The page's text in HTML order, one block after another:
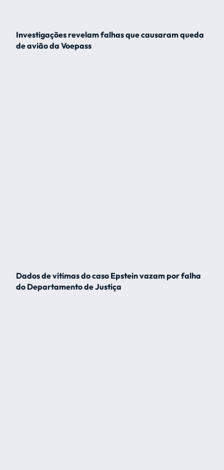
Investigações revelam falhas que causaram queda
de avião da Voepass
Dados de vítimas do caso Epstein vazam por falha
do Departamento de Justiça